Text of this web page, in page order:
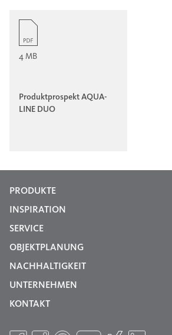
4 MB
Produktprospekt AQUA-
LINE DUO
PRODUKTE
INSPIRATION
SERVICE
OBJEKTPLANUNG
NACHHALTIGKEIT
UNTERNEHMEN
KONTAKT